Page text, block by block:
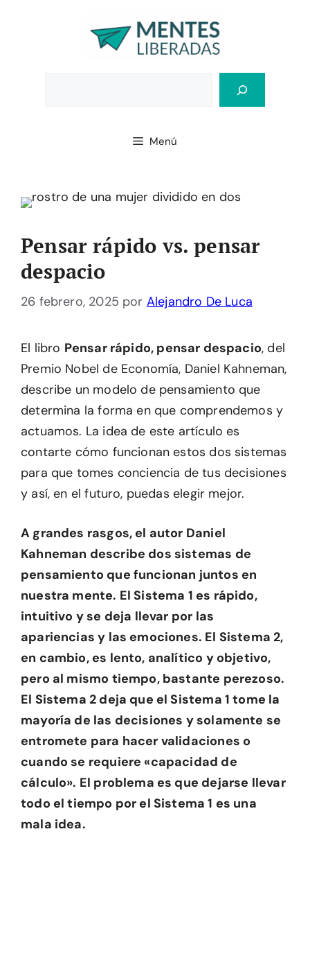
Menú
Pensar rápido vs. pensar
despacio
26 febrero, 2025 por Alejandro De Luca
El libro Pensar rápido, pensar despacio, del
Premio Nobel de Economía, Daniel Kahneman,
describe un modelo de pensamiento que
determina la forma en que comprendemos y
actuamos. La idea de este artículo es
contarte cómo funcionan estos dos sistemas
para que tomes conciencia de tus decisiones
y así, en el futuro, puedas elegir mejor.
A grandes rasgos, el autor Daniel
Kahneman describe dos sistemas de
pensamiento que funcionan juntos en
nuestra mente. El Sistema 1 es rápido,
intuitivo y se deja llevar por las
apariencias y las emociones. El Sistema 2,
en cambio, es lento, analítico y objetivo,
pero al mismo tiempo, bastante perezoso.
El Sistema 2 deja que el Sistema 1 tome la
mayoría de las decisiones y solamente se
entromete para hacer validaciones o
cuando se requiere «capacidad de
cálculo». El problema es que dejarse llevar
todo el tiempo por el Sistema 1 es una
mala idea.